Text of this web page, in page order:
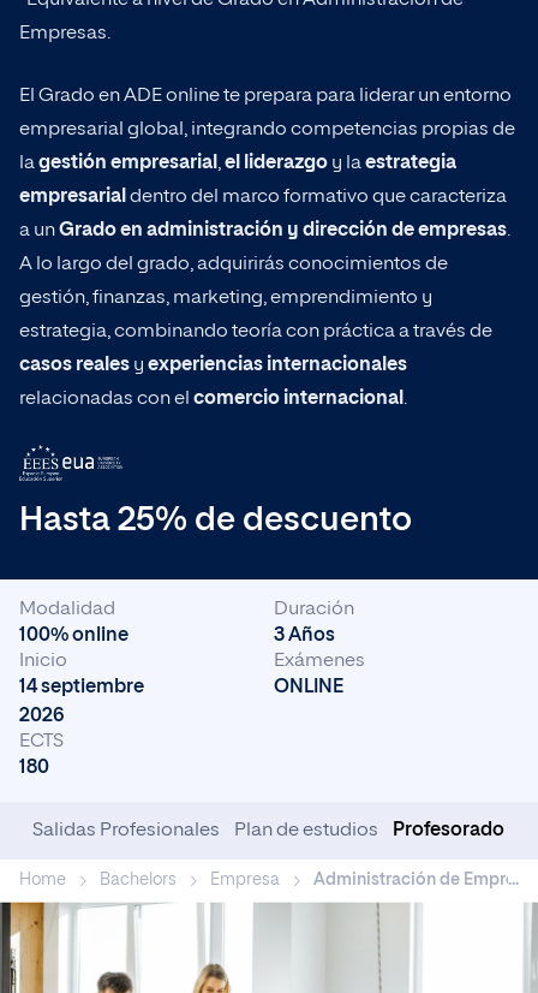
Bachelor en Ciencia de Datos
Popular ahora
Ingeniería
Ciencias de la Salud
Empresas.
El Grado en ADE online te prepara para liderar un entorno
empresarial global, integrando competencias propias de
lagestión empresarial,el liderazgo y laestrategia
empresarialdentro del marco formativo que caracteriza
a unGrado en administración y dirección de empresas.
A lo largo del grado, adquirirás conocimientos de
gestión, finanzas, marketing, emprendimiento y
estrategia, combinando teoría con práctica a través de
casos reales y experiencias internacionales
relacionadas con el comercio internacional.
Hasta 25% de descuento
Modalidad
100% online
Duración
3 Años
Inicio
14 septiembre
2026
Exámenes
ONLINE
ECTS
180
Salidas Profesionales Plan de estudios Profesorado
Home Bachelors Empresa Administración de ...